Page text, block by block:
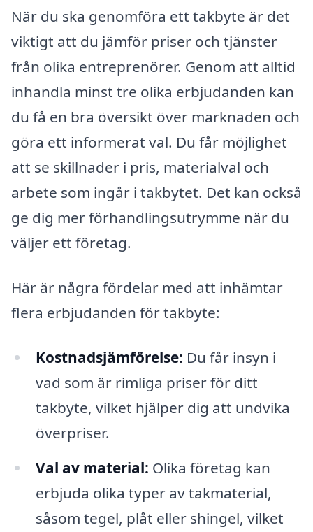
När du ska genomföra ett takbyte är det
viktigt att du jämför priser och tjänster
från olika entreprenörer. Genom att alltid
inhandla minst tre olika erbjudanden kan
du få en bra översikt över marknaden och
göra ett informerat val. Du får möjlighet
att se skillnader i pris, materialval och
arbete som ingår i takbytet. Det kan också
ge dig mer förhandlingsutrymme när du
väljer ett företag.
Här är några fördelar med att inhämtar
flera erbjudanden för takbyte:
Kostnadsjämförelse: Du får insyn i
vad som är rimliga priser för ditt
takbyte, vilket hjälper dig att undvika
överpriser.
Val av material: Olika företag kan
erbjuda olika typer av takmaterial,
såsom tegel, plåt eller shingel, vilket